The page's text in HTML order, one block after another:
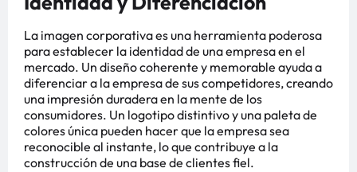
La imagen corporativa es una herramienta poderosa
para establecer la identidad de una empresa en el
mercado. Un diseño coherente y memorable ayuda a
diferenciar a la empresa de sus competidores, creando
una impresión duradera en la mente de los
consumidores. Un logotipo distintivo y una paleta de
colores única pueden hacer que la empresa sea
reconocible al instante, lo que contribuye a la
construcción de una base de clientes fiel.